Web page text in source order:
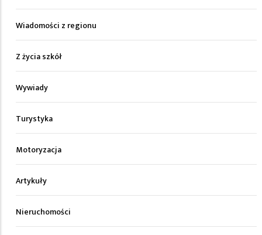
Wiadomości z regionu
Z życia szkół
Wywiady
Turystyka
Motoryzacja
Artykuły
Nieruchomości